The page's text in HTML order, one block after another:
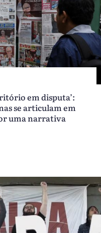
em disputa’:
se articulam em
uma narrativa